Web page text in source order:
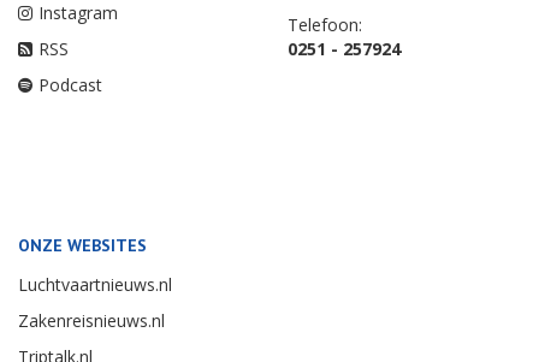
Instagram
RSS
Podcast
Telefoon:
0251 - 257924
ONZE WEBSITES
Luchtvaartnieuws.nl
Zakenreisnieuws.nl
Triptalk.nl